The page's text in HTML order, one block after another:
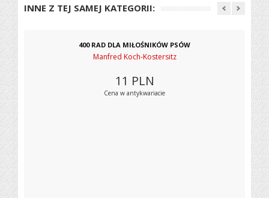
INNE Z TEJ SAMEJ KATEGORII:
400 RAD DLA MIŁOŚNIKÓW PSÓW
Manfred Koch-Kostersitz
11 PLN
Cena w antykwariacie